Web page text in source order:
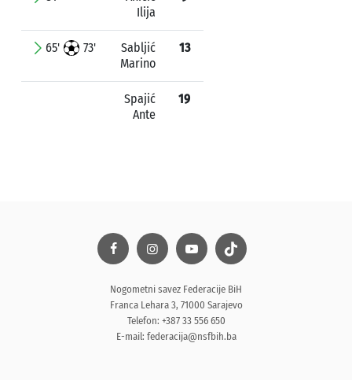
Ilija
65' 73'
Sabljić
Marino
13
Spajić
Ante
19
Nogometni savez Federacije BiH
Franca Lehara 3, 71000 Sarajevo
Telefon: +387 33 556 650
E-mail: federacija@nsfbih.ba